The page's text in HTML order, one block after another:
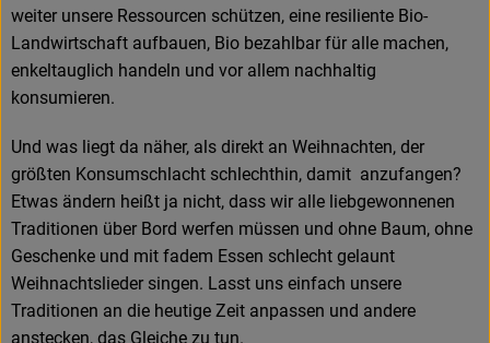
weiter unsere Ressourcen schützen, eine resiliente Bio-
Landwirtschaft aufbauen, Bio bezahlbar für alle machen,
enkeltauglich handeln und vor allem nachhaltig
konsumieren.
Und was liegt da näher, als direkt an Weihnachten, der
größten Konsumschlacht schlechthin, damit anzufangen?
Etwas ändern heißt ja nicht, dass wir alle liebgewonnenen
Traditionen über Bord werfen müssen und ohne Baum, ohne
Geschenke und mit fadem Essen schlecht gelaunt
Weihnachtslieder singen. Lasst uns einfach unsere
Traditionen an die heutige Zeit anpassen und andere
anstecken, das Gleiche zu tun.